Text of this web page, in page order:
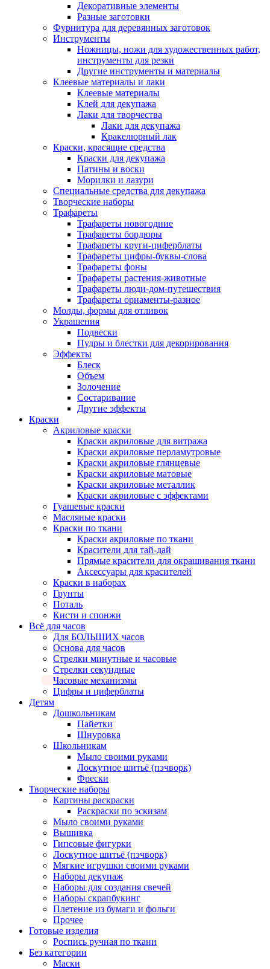
Декоративные элементы
Разные заготовки
Фурнитура для деревянных заготовок
Инструменты
Ножницы, ножи для художественных работ,
инструменты для резки
Другие инструменты и материалы
Клеевые материалы и лаки
Клеевые материалы
Клей для декупажа
Лаки для творчества
Лаки для декупажа
Кракелюрный лак
Краски, красящие средства
Краски для декупажа
Патины и воски
Морилки и лазури
Специальные средства для декупажа
Творческие наборы
Трафареты
Трафареты новогодние
Трафареты бордюры
Трафареты круги-циферблаты
Трафареты цифры-буквы-слова
Трафареты фоны
Трафареты растения-животные
Трафареты люди-дом-путешествия
Трафареты орнаменты-разное
Молды, формы для отливок
Украшения
Подвески
Пудры и блестки для декорирования
Эффекты
Блеск
Объем
Золочение
Состаривание
Другие эффекты
Краски
Акриловые краски
Краски акриловые для витража
Краски акриловые перламутровые
Краски акриловые глянцевые
Краски акриловые матовые
Краски акриловые металлик
Краски акриловые с эффектами
Гуашевые краски
Масляные краски
Краски по ткани
Краски акриловые по ткани
Красители для тай-дай
Прямые красители для окрашивания ткани
Аксессуары для красителей
Краски в наборах
Грунты
Поталь
Кисти и спонжи
Всё для часов
Для БОЛЬШИХ часов
Основа для часов
Стрелки минутные и часовые
Стрелки секундные
Часовые механизмы
Цифры и циферблаты
Детям
Дошкольникам
Пайетки
Шнуровка
Школьникам
Мыло своими руками
Лоскутное шитьё (пэчворк)
Фрески
Творческие наборы
Картины раскраски
Раскраски по эскизам
Мыло своими руками
Вышивка
Гипсовые фигурки
Лоскутное шитьё (пэчворк)
Мягкие игрушки своими руками
Наборы декупаж
Наборы для создания свечей
Наборы скрапбукинг
Плетение из бумаги и фольги
Прочее
Готовые изделия
Роспись ручная по ткани
Без категории
Маски